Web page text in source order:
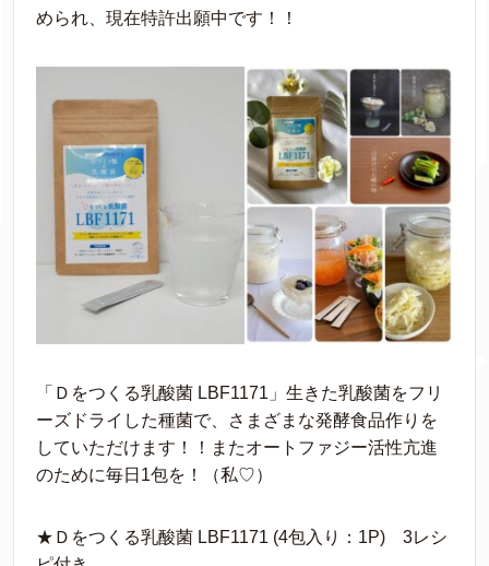
められ、現在特許出願中です！！
「Ｄをつくる乳酸菌 LBF1171」生きた乳酸菌をフリ
ーズドライした種菌で、さまざまな発酵食品作りを
していただけます！！またオートファジー活性亢進
のために毎日1包を！（私♡）
★Ｄをつくる乳酸菌 LBF1171 (4包入り：1P) 3レシ